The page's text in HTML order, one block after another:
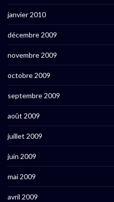
janvier 2010
décembre 2009
novembre 2009
octobre 2009
septembre 2009
août 2009
juillet 2009
juin 2009
mai 2009
avril 2009